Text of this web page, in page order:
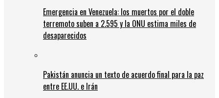
Emergencia en Venezuela: los muertos por el doble
terremoto suben a 2.595 y la ONU estima miles de
desaparecidos
Pakistán anuncia un texto de acuerdo final para la paz
entre EE.UU. e Irán